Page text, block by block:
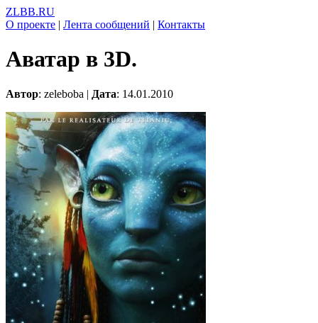
ZLBB.RU
О проекте | Лента сообщений | Контакты
Аватар в 3D.
Автор: zeleboba | Дата: 14.01.2010